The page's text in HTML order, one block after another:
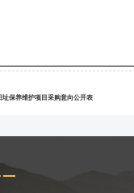
址保养维护项目采购意向公开表